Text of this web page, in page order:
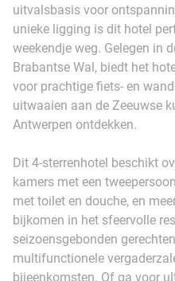
uitvalsbasis voor
unieke ligging is dit hotel
weekendje weg. Gelegen in
Brabantse Wal, biedt het
voor prachtige fiets- en
uitwaaien aan de Zeeuwse
Antwerpen ontdekken.
Dit 4-sterrenhotel beschikt
kamers met een
met toilet en douche, en
bijkomen in het sfeervolle
seizoensgebonden
multifunctionele
bijeenkomsten. Of ga voor